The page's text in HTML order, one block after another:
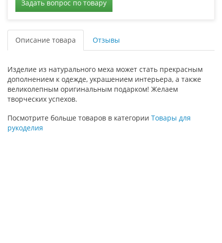
Задать вопрос по товару
Описание товара Отзывы
Изделие из натурального меха может стать прекрасным
дополнением к одежде, украшением интерьера, а также
великолепным оригинальным подарком! Желаем
творческих успехов.
Посмотрите больше товаров в категории Товары для
рукоделия